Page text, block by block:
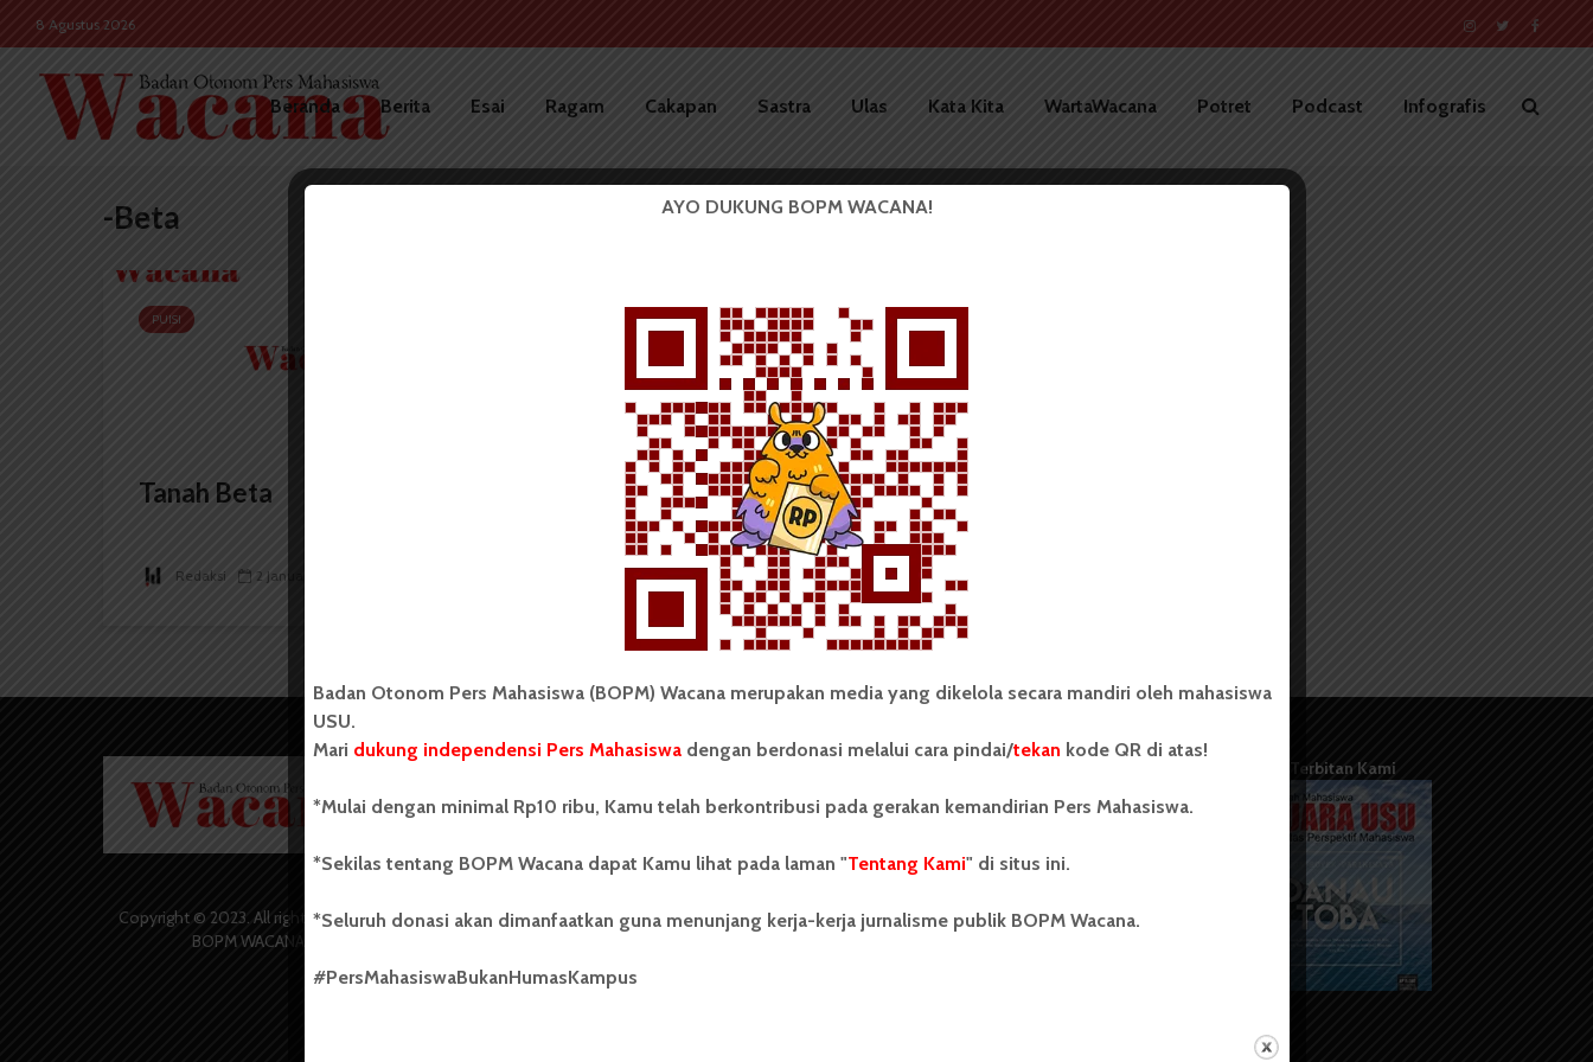
8 Agustus 2026
Beranda Berita Esai Ragam Cakapan Sastra Ulas Kata Kita WartaWacana Potret Podcast Infografis
-Beta
PUISI
Tanah Beta
Redaksi 2 Januari 2015
Copyright © 2023. All rights reserved
BOPM WACANA.
Badan Otonom Pers Mahasiswa (BOPM)
yang berdiri di luar kampus dan dikelola
Universitas Sumatera Utara (USU).
salah satu Unit Kegiatan Mahasiswa
(UKM) di Universitas Sumatera Utara
USU yang berdiri pada 1 Juli 1995.
Kontribusi
Info Iklan
Pedoman Media Siber
Terbitan Kami
AYO DUKUNG BOPM WACANA!
Badan Otonom Pers Mahasiswa (BOPM) Wacana merupakan media yang dikelola secara mandiri oleh mahasiswa
USU.
Mari dukung independensi Pers Mahasiswadengan berdonasi melalui cara pindai/tekan kode QR di atas!
*Mulai dengan minimal Rp10 ribu, Kamu telah berkontribusi pada gerakan kemandirian Pers Mahasiswa.
*Sekilas tentang BOPM Wacana dapat Kamu lihat pada laman "Tentang Kami" di situs ini.
*Seluruh donasi akan dimanfaatkan guna menunjang kerja-kerja jurnalisme publik BOPM Wacana.
#PersMahasiswaBukanHumasKampus